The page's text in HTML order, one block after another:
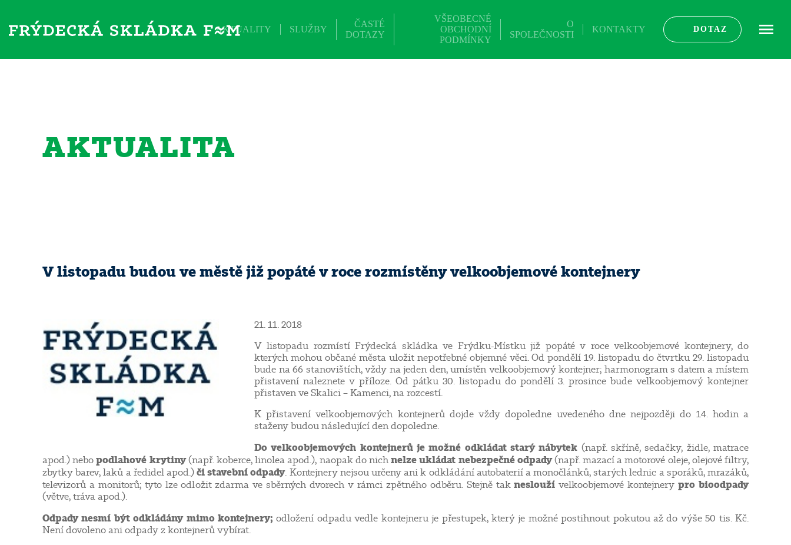
AKTUALITY SLUŽBY
ČASTÉ
DOTAZY
VŠEOBECNÉ
OBCHODNÍ
PODMÍNKY
O
SPOLEČNOSTI
KONTAKTY DOTAZ ME
AKTUALITA
V listopadu budou ve městě již popáté v roce rozmístěny velkoobjemové kontejnery
21. 11. 2018
V listopadu rozmístí Frýdecká skládka ve Frýdku-Místku již popáté v roce velkoobjemové kontejnery, do
kterých mohou občané města uložit nepotřebné objemné věci. Od pondělí 19. listopadu do čtvrtku 29. listopadu
bude na 66 stanovištích, vždy na jeden den, umístěn velkoobjemový kontejner; harmonogram s datem a místem
přistavení naleznete v příloze. Od pátku 30. listopadu do pondělí 3. prosince bude velkoobjemový kontejner
přistaven ve Skalici – Kamenci, na rozcestí.
K přistavení velkoobjemových kontejnerů dojde vždy dopoledne uvedeného dne nejpozději do 14. hodin a
staženy budou následující den dopoledne.
Do velkoobjemových kontejnerů je možné odkládat starý nábytek (např. skříně, sedačky, židle, matrace
apod.) nebopodlahové krytiny(např. koberce, linolea apod.), naopak do nichnelze ukládat nebezpečné odpady(např. mazací a motorové oleje, olejové filtry,
zbytky barev, laků a ředidel apod.)či stavební odpady. Kontejnery nejsou určeny ani k odkládání autobaterií a monočlánků, starých lednic a sporáků, mrazáků,
televizorů a monitorů; tyto lze odložit zdarma ve sběrných dvorech v rámci zpětného odběru. Stejně takneslouží velkoobjemové kontejnerypro bioodpady
(větve, tráva apod.).
Odpady nesmí být odkládány mimo kontejnery;odložení odpadu vedle kontejneru je přestupek, který je možné postihnout pokutou až do výše 50 tis. Kč.
Není dovoleno ani odpady z kontejnerů vybírat.